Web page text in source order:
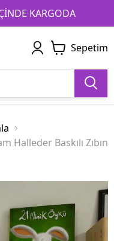
KARGODA
Sepetim
Halleder Baskılı Zıbın